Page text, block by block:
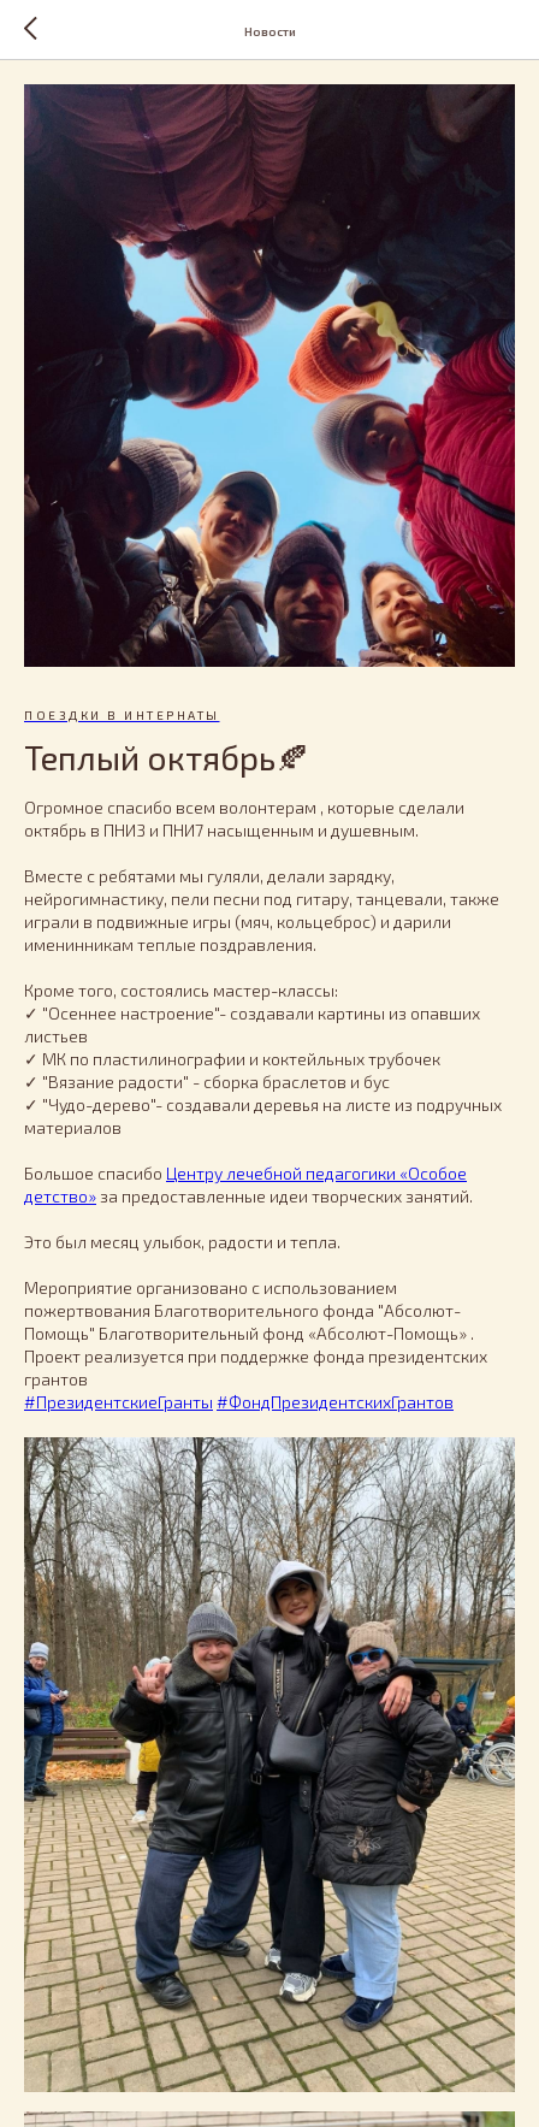
Новости
ПОЕЗДКИ В ИНТЕРНАТЫ
Теплый октябрь🍂
Огромное спасибо всем волонтерам , которые сделали
октябрь в ПНИ3 и ПНИ7 насыщенным и душевным.
Вместе с ребятами мы гуляли, делали зарядку,
нейрогимнастику, пели песни под гитару, танцевали, также
играли в подвижные игры (мяч, кольцеброс) и дарили
именинникам теплые поздравления.
Кроме того, состоялись мастер-классы:
✓ "Осеннее настроение"- создавали картины из опавших
листьев
✓ МК по пластилинографии и коктейльных трубочек
✓ "Вязание радости" - сборка браслетов и бус
✓ "Чудо-дерево"- создавали деревья на листе из подручных
материалов
Большое спасибо Центру лечебной педагогики «Особое
детство» за предоставленные идеи творческих занятий.
Это был месяц улыбок, радости и тепла.
Мероприятие организовано с использованием
пожертвования Благотворительного фонда "Абсолют-
Помощь" Благотворительный фонд «Абсолют-Помощь» .
Проект реализуется при поддержке фонда президентских
грантов
#ПрезидентскиеГранты #ФондПрезидентскихГрантов